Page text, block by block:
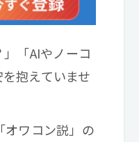
「AIやノーコ
抱えていませ
オワコン説」の